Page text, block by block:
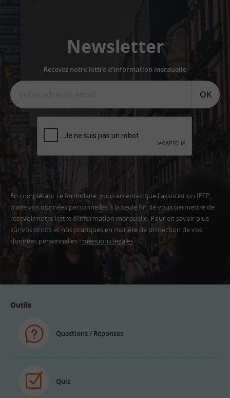
Newsletter
Recevez notre lettre d'information mensuelle
OK
En complétant ce formulaire, vous acceptez que l'association IEFP,
traite vos données personnelles à la seule fin de vous permettre de
recevoir notre lettre d’information mensuelle. Pour en savoir plus
sur vos droits et nos pratiques en matière de protection de vos
données personnelles : mentions légales
Outils
Questions / Réponses
Quiz